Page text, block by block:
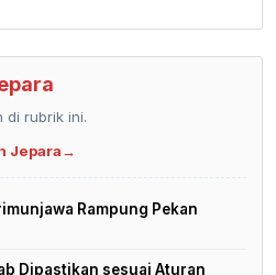
di rubrik ini.
Jepara→
Rampung Pekan
Dipastikan sesuai Aturan